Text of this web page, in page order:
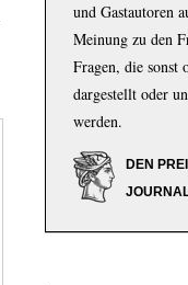
und Gastautoren
Meinung zu den
Fragen, die sonst
dargestellt oder
werden.
DEN